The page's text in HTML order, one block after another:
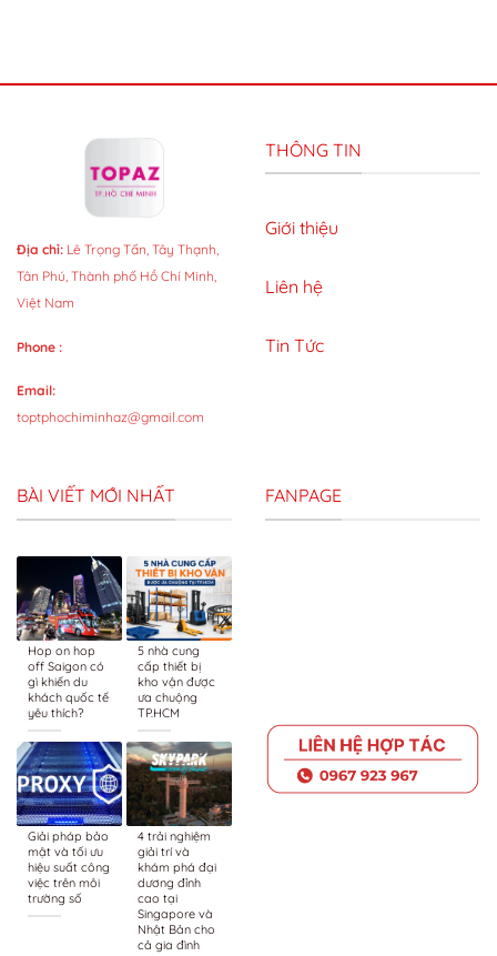
Địa chỉ: Lê Trọng Tấn, Tây Thạnh,
Tân Phú, Thành phố Hồ Chí Minh,
Việt Nam
Phone :
Email:
toptphochiminhaz@gmail.com
THÔNG TIN
Giới thiệu
Liên hệ
Tin Tức
BÀI VIẾT MỚI NHẤT
Hop on hop
off Saigon có
gì khiến du
khách quốc tế
yêu thích?
5 nhà cung
cấp thiết bị
kho vận được
ưa chuộng
TP.HCM
Giải pháp bảo
mật và tối ưu
hiệu suất công
việc trên môi
trường số
4 trải nghiệm
giải trí và
khám phá đại
dương đỉnh
cao tại
Singapore và
Nhật Bản cho
cả gia đình
FANPAGE